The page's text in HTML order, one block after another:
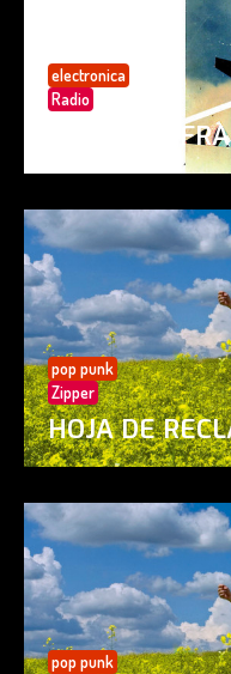
electronica
Radio
PAISAJE
pop punk
Zipper
HOJA DE
pop punk